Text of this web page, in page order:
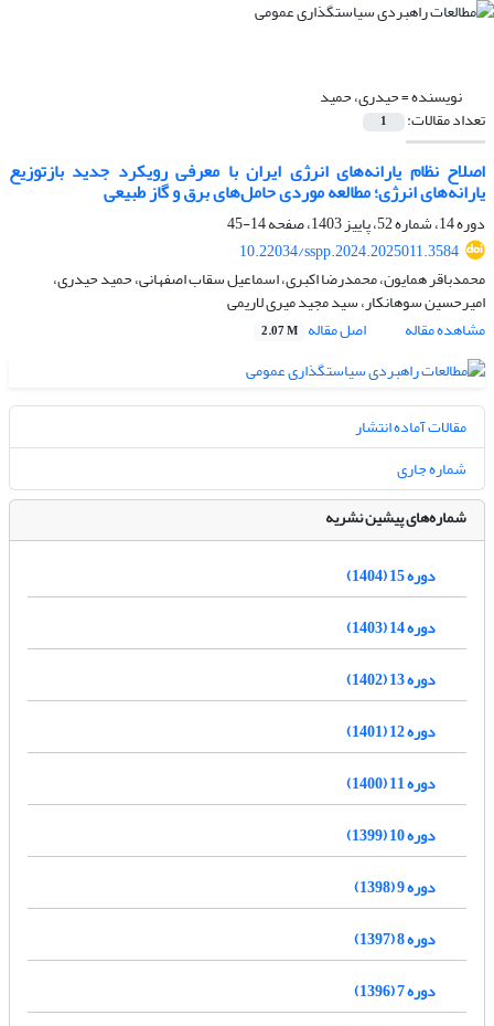
نویسنده =حیدری، حمید
تعداد مقالات: 1
اصلاح نظام یارانه‌های انرژی ایران با معرفی رویکرد جدید بازتوزیع
یارانه‌های انرژی؛ مطالعه موردی حامل‌های برق و گاز طبیعی
دوره 14، شماره 52، پاییز 1403، صفحه
14-45
10.22034/sspp.2024.2025011.3584
محمدباقر همایون، محمدرضا اکبری، اسماعیل سقاب اصفهانی، حمید حیدری،
امیرحسین سوهانکار، سید مجید میری لاریمی
مشاهده مقاله
اصل مقاله 2.07 M
مقالات آماده انتشار
شماره جاری
شماره‌های پیشین نشریه
دوره 15 (1404)
دوره 14 (1403)
دوره 13 (1402)
دوره 12 (1401)
دوره 11 (1400)
دوره 10 (1399)
دوره 9 (1398)
دوره 8 (1397)
دوره 7 (1396)